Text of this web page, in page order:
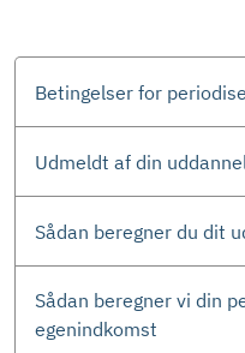
Betingelser for
Udmeldt af din
Sådan beregner du dit
Sådan beregner vi din
egenindkomst